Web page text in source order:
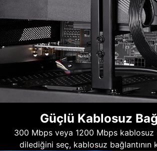
Güçlü Kablosuz
300 Mbps veya 1200 Mbps kablosuz
dilediğini seç, kablosuz bağlantının